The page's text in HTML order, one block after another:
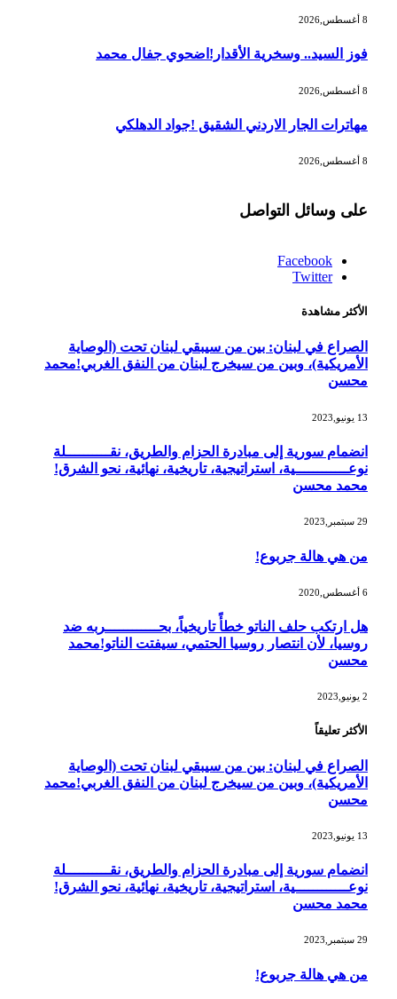
فوز السيد.. وسخرية الأقدار!اضحوي جفال محمد
مهاترات الجار الاردني الشقيق !جواد الدهلكي
على وسائل التواصل
Facebook
Twitter
الأكثر مشاهدة
الصراع في لبنان: بين من سيبقي لبنان تحت (الوصاية
الأمريكية)، وبين من سيخرج لبنان من النفق الغربي!محمد
محسن
13 يونيو,2023
انضمام سورية إلى مبادرة الحزام والطريق، نقــــــــــلة
نوعــــــــــــية، استراتيجية، تاريخية، نهائية، نحو الشرق!
محمد محسن
29 سبتمبر,2023
من هي هالة جربوع!
هل ارتكب حلف الناتو خطأً تاريخياً، بحــــــــــــربه ضد
روسيا، لأن انتصار روسيا الحتمي، سيفتت الناتو!محمد
محسن
الأكثر تعليقاً
الصراع في لبنان: بين من سيبقي لبنان تحت (الوصاية
الأمريكية)، وبين من سيخرج لبنان من النفق الغربي!محمد
محسن
13 يونيو,2023
انضمام سورية إلى مبادرة الحزام والطريق، نقــــــــــلة
نوعــــــــــــية، استراتيجية، تاريخية، نهائية، نحو الشرق!
محمد محسن
29 سبتمبر,2023
من هي هالة جربوع!